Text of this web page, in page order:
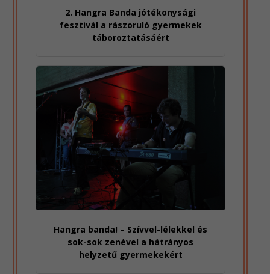
2. Hangra Banda jótékonysági
fesztivál a rászoruló gyermekek
táboroztatásáért
Hangra banda! – Szívvel-lélekkel és
sok-sok zenével a hátrányos
helyzetű gyermekekért